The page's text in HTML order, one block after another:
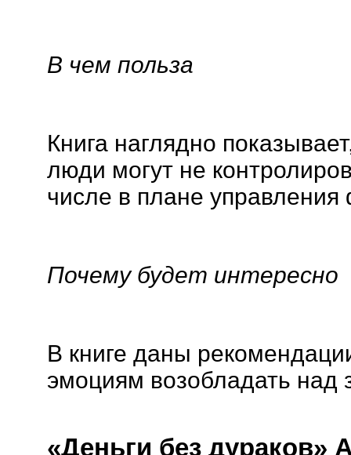
В чем польза
Книга наглядно
люди могут не
числе в плане
Почему будет интересно
В книге даны
эмоциям возобладать
«Деньги без дураков»